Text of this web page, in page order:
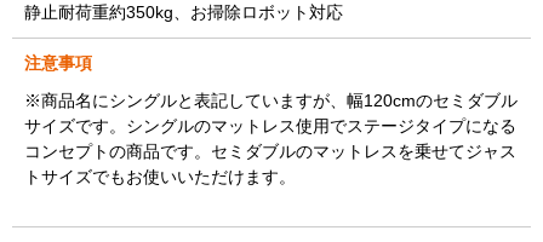
静止耐荷重約350kg、お掃除ロボット対応
注意事項
※商品名にシングルと表記していますが、幅120cmのセミダブル
サイズです。シングルのマットレス使用でステージタイプになる
コンセプトの商品です。セミダブルのマットレスを乗せてジャス
トサイズでもお使いいただけます。